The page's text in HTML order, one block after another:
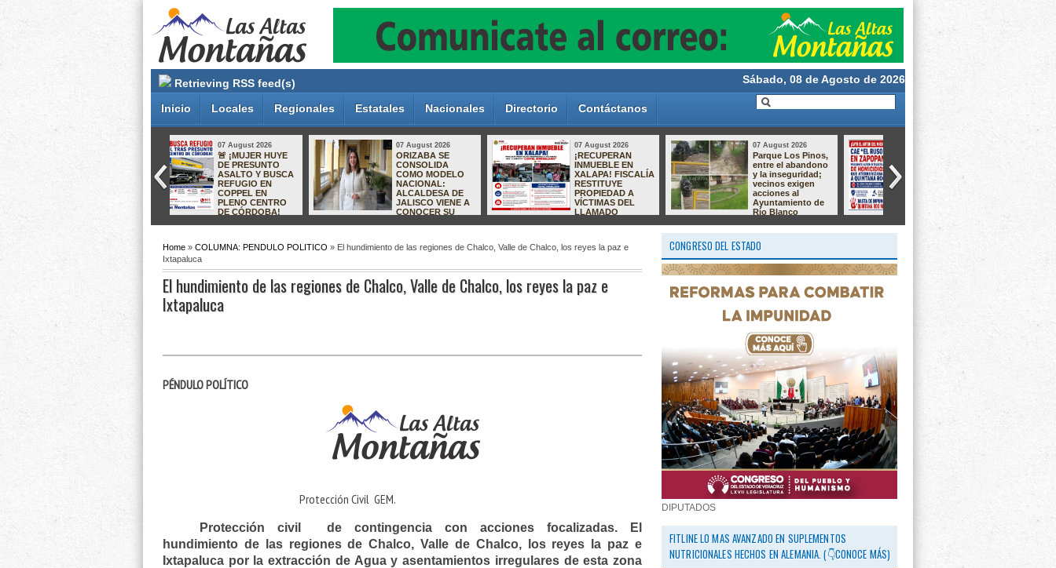
Retrieving RSS feed(s) Sábado, 08 de Agosto de 2026
Inicio Locales Regionales Estatales Nacionales Directorio Contáctanos
EXPERIENCIA
07 August 2026
¡RECUPERAN
INMUEBLE EN
XALAPA! FISCALÍA
RESTITUYE
PROPIEDAD A
VÍCTIMAS DEL
LLAMADO
07 August 2026
Parque Los Pinos,
entre el abandono
y la inseguridad;
vecinos exigen
acciones al
Ayuntamiento de
Río Blanco
07 August 2026
Golpe al crimen
organizado:
capturan en
Zapopan a
presunto operador
ligado a
homicidios en
07 August 2026
DIF La Perla se
suma a iniciativa
para fortalecer la
atención e
inclusión de
personas con
autismo
Río Blanco
impulsa el
Home » COLUMNA: PENDULO POLITICO » El hundimiento de las regiones de Chalco, Valle de Chalco, los reyes la paz e
Ixtapaluca
El hundimiento de las regiones de Chalco, Valle de Chalco, los reyes la paz e
Ixtapaluca
PÉNDULO POLÍTICO
Protección Civil GEM.
Protección civil
de contingencia con acciones focalizadas. El
hundimiento de las regiones de Chalco, Valle de Chalco, los reyes la paz e
Ixtapaluca por la extracción de Agua y asentamientos irregulares de esta zona
CONGRESO DEL ESTADO
DIPUTADOS
FITLINE LO MAS AVANZADO EN SUPLEMENTOS
NUTRICIONALES HECHOS EN ALEMANIA. (👇CONOCE MÁS)